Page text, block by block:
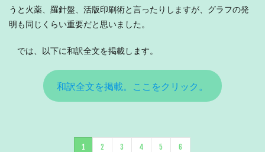
うと火薬、羅針盤、活版印刷術と言ったりしますが、グラフの発
明も同じくらい重要だと思いました。
では、以下に和訳全文を掲載します。
和訳全文を掲載。ここをクリック。
1 2 3 4 5 6